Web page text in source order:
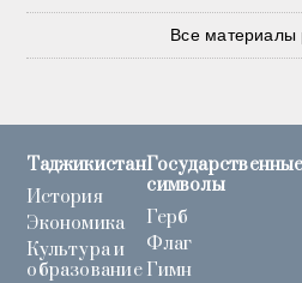
Все материалы
Таджикистан
История
Экономика
Культура и
образование
Государственные
символы
Герб
Флаг
Гимн